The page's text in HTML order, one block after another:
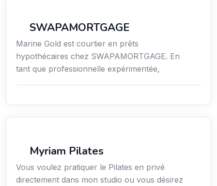
SWAPAMORTGAGE
Marine Gold est courtier en prêts
hypothécaires chez SWAPAMORTGAGE. En
tant que professionnelle expérimentée,
Myriam Pilates
Vous voulez pratiquer le Pilates en privé
directement dans mon studio ou vous désirez